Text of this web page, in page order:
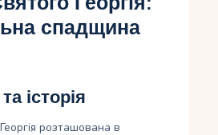
спадщина
історія
розташована в